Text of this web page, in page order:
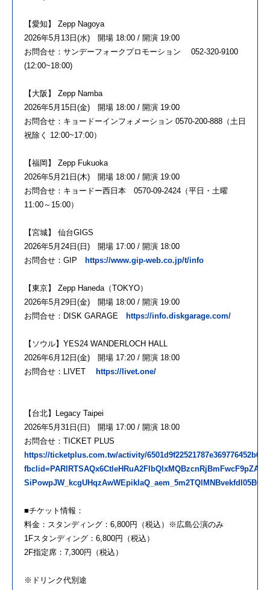
【愛知】 Zepp Nagoya
2026年5月13日(水) 開場 18:00 / 開演 19:00
お問合せ：サンデーフォークプロモーション 052-320-9100
(12:00~18:00)
【大阪】 Zepp Namba
2026年5月15日(金) 開場 18:00 / 開演 19:00
お問合せ：キョードーインフォメーション 0570-200-888（土日
祝除く 12:00~17:00）
【福岡】 Zepp Fukuoka
2026年5月21日(木) 開場 18:00 / 開演 19:00
お問合せ：キョードー西日本 0570-09-2424（平日・土曜
11:00～15:00）
【宮城】 仙台GIGS
2026年5月24日(日) 開場 17:00 / 開演 18:00
お問合せ：GIP
https://www.gip-web.co.jp/t/info
【東京】 Zepp Haneda（TOKYO）
2026年5月29日(金) 開場 18:00 / 開演 19:00
お問合せ：DISK GARAGE
https://info.diskgarage.com/
【ソウル】YES24 WANDERLOCH HALL
2026年6月12日(金) 開場 17:20 / 開演 18:00
お問合せ：LIVET
https://livet.one/
【台北】Legacy Taipei
2026年5月31日(日) 開場 17:00 / 開演 18:00
お問合せ：TICKET PLUS
https://ticketplus.com.tw/activity/
■チケット情報：
料金：スタンディング：6,800円（税込）※広島公演のみ
1Fスタンディング：6,800円（税込）
2F指定席：7,300円（税込）
※ドリンク代別途